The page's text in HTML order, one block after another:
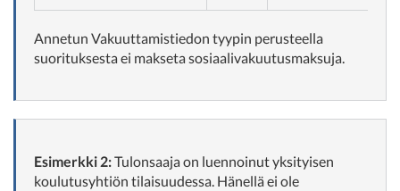
Annetun Vakuuttamistiedon tyypin perusteella
suorituksesta ei makseta sosiaalivakuutusmaksuja.
Esimerkki 2:Tulonsaaja on luennoinut yksityisen
koulutusyhtiön tilaisuudessa. Hänellä ei ole